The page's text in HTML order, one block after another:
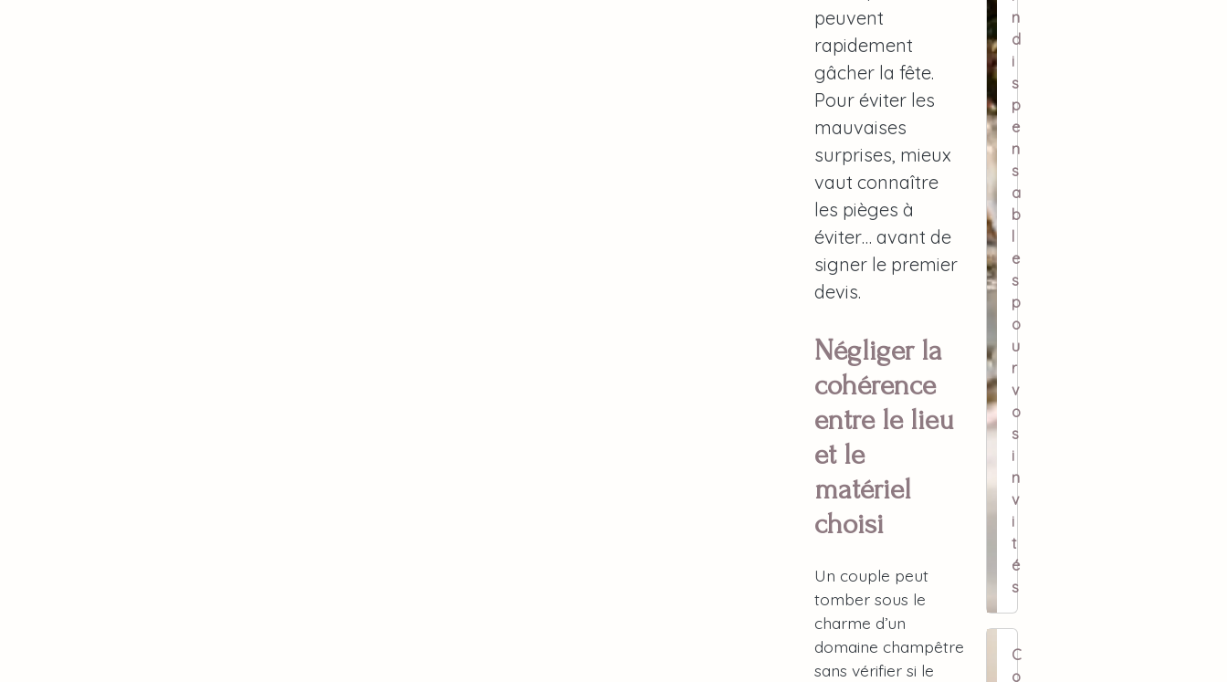
peuvent
rapidement
gâcher la fête.
Pour éviter les
mauvaises
surprises, mieux
vaut connaître
les pièges à
éviter… avant de
signer le premier
devis.
Négliger la
cohérence
entre le lieu
et le
matériel
choisi
Un couple peut
tomber sous le
charme d’un
domaine champêtre
sans vérifier si le
n
d
i
s
p
e
n
s
a
b
l
e
s
p
o
u
r
v
o
s
i
n
v
i
t
é
s
C
o